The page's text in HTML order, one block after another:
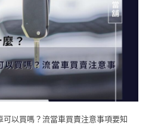
以買嗎？流當車買賣注意事項要知